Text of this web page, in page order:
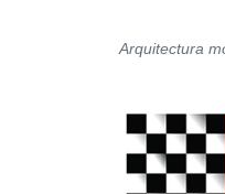
Arquitectura